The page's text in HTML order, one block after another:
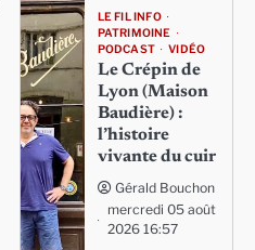
LE FIL INFO
PATRIMOINE
PODCAST
VIDÉO
Le Crépin de
Lyon (Maison
Baudière) :
l’histoire
vivante du cuir
Gérald Bouchon
mercredi 05 août
2026 16:57